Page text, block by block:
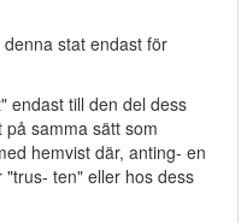
stat endast för
endast till den del dess
samma sätt som
hemvist där, anting- en
ten" eller hos dess